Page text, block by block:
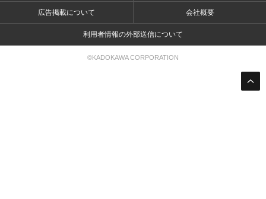
広告掲載について 会社概要
利用者情報の外部送信について
©KADOKAWA CORPORATION